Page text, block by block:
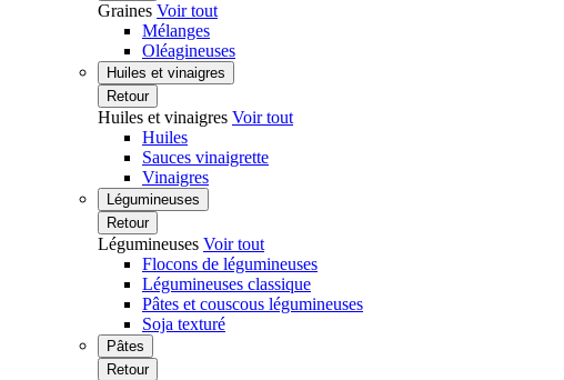
Graines Voir tout
Mélanges
Oléagineuses
Huiles et vinaigres
Retour
Huiles et vinaigres Voir tout
Huiles
Sauces vinaigrette
Vinaigres
Légumineuses
Retour
Légumineuses Voir tout
Flocons de légumineuses
Légumineuses classique
Pâtes et couscous légumineuses
Soja texturé
Pâtes
Retour